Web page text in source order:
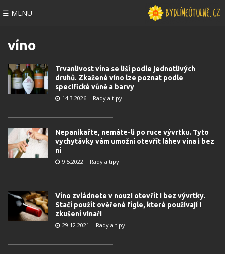
☰ MENU
víno
Trvanlivost vína se liší podle jednotlivých
druhů. Zkažené víno lze poznat podle
specifické vůně a barvy
14.3.2026 Rady a tipy
Nepanikařte, nemáte-li po ruce vývrtku. Tyto
vychytávky vám umožní otevřít láhev vína i bez
ní
9.5.2022 Rady a tipy
Víno zvládnete v nouzi otevřít i bez vývrtky.
Stačí použít ověřené fígle, které používají i
zkušení vinaři
29.12.2021 Rady a tipy